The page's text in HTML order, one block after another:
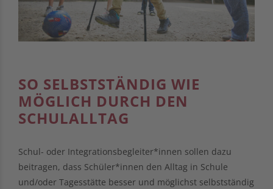
SO SELBSTSTÄNDIG WIE
MÖGLICH DURCH DEN
SCHULALLTAG
Schul- oder Integrationsbegleiter*innen sollen dazu
beitragen, dass Schüler*innen den Alltag in Schule
und/oder Tagesstätte besser und möglichst selbstständig